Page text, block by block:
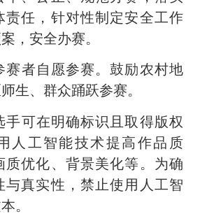
责任，针对性制定安全工作
，安全办赛。
赛者自愿参赛。鼓励农村地
生、群众踊跃参赛。
手可在明确标识 且取得版权
人工智能技术提高作品质
质优化、背景美化等。为确
与真实性，禁止使用 人工智
。